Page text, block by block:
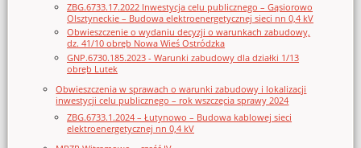
ZBG.6733.17.2022 Inwestycja celu publicznego – Gąsiorowo
Olsztyneckie – Budowa elektroenergetycznej sieci nn 0,4 kV
Obwieszczenie o wydaniu decyzji o warunkach zabudowy,
dz. 41/10 obręb Nowa Wieś Ostródzka
GNP.6730.185.2023 - Warunki zabudowy dla działki 1/13
obręb Lutek
Obwieszczenia w sprawach o warunki zabudowy i lokalizacji
inwestycji celu publicznego – rok wszczęcia sprawy 2024
ZBG.6733.1.2024 – Łutynowo – Budowa kablowej sieci
elektroenergetycznej nn 0,4 kV